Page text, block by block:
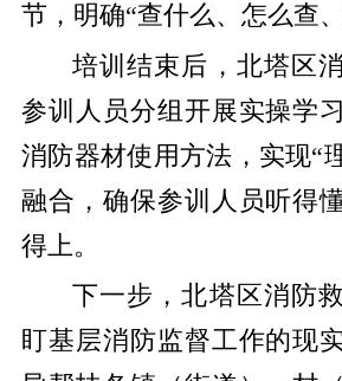
节，明确“查什么、怎么查、
培训结束后，北塔区
参训人员分组开展实操学
消防器材使用方法，实现“
融合，确保参训人员听得
得上。
下一步，北塔区消防
盯基层消防监督工作的现